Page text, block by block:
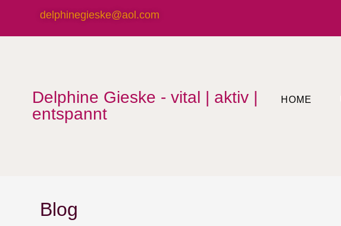
delphinegieske@aol.com
Delphine Gieske - vital | aktiv |
entspannt
HOME
Blog